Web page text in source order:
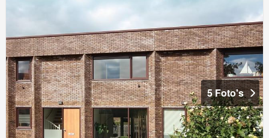
5 Foto's